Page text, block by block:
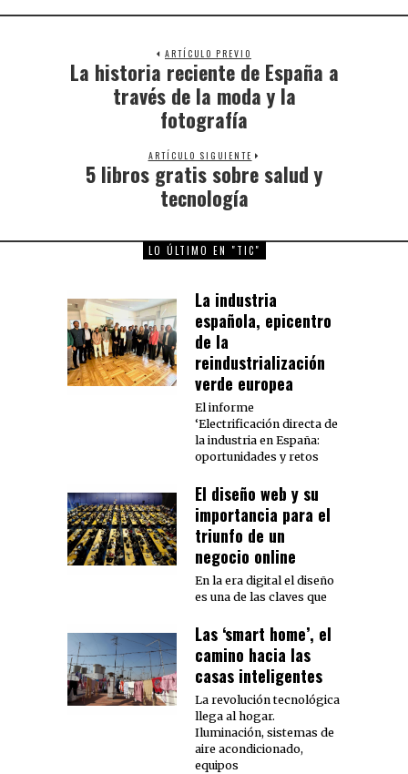
ARTÍCULO PREVIO
Previous
La historia reciente de España a
través de la moda y la
fotografía
ARTÍCULO SIGUIENTE
Next
post:
5 libros gratis sobre salud y
tecnología
LO ÚLTIMO EN "TIC"
La industria
española, epicentro
de la
reindustrialización
verde europea
El informe
‘Electrificación directa de
la industria en España:
oportunidades y retos
El diseño web y su
importancia para el
triunfo de un
negocio online
En la era digital el diseño
es una de las claves que
Las ‘smart home’, el
camino hacia las
casas inteligentes
La revolución tecnológica
llega al hogar.
Iluminación, sistemas de
aire acondicionado,
equipos